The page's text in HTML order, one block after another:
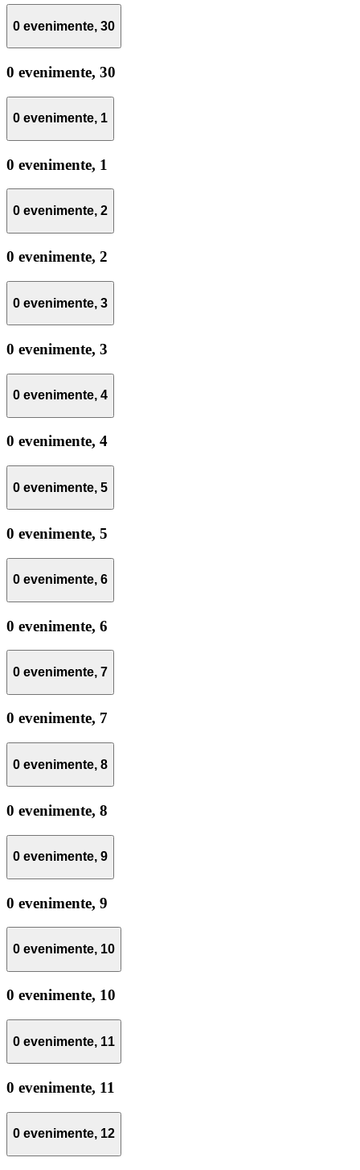
0 evenimente, 30
0 evenimente, 30
0 evenimente, 1
0 evenimente, 1
0 evenimente, 2
0 evenimente, 2
0 evenimente, 3
0 evenimente, 3
0 evenimente, 4
0 evenimente, 4
0 evenimente, 5
0 evenimente, 5
0 evenimente, 6
0 evenimente, 6
0 evenimente, 7
0 evenimente, 7
0 evenimente, 8
0 evenimente, 8
0 evenimente, 9
0 evenimente, 9
0 evenimente, 10
0 evenimente, 10
0 evenimente, 11
0 evenimente, 11
0 evenimente, 12